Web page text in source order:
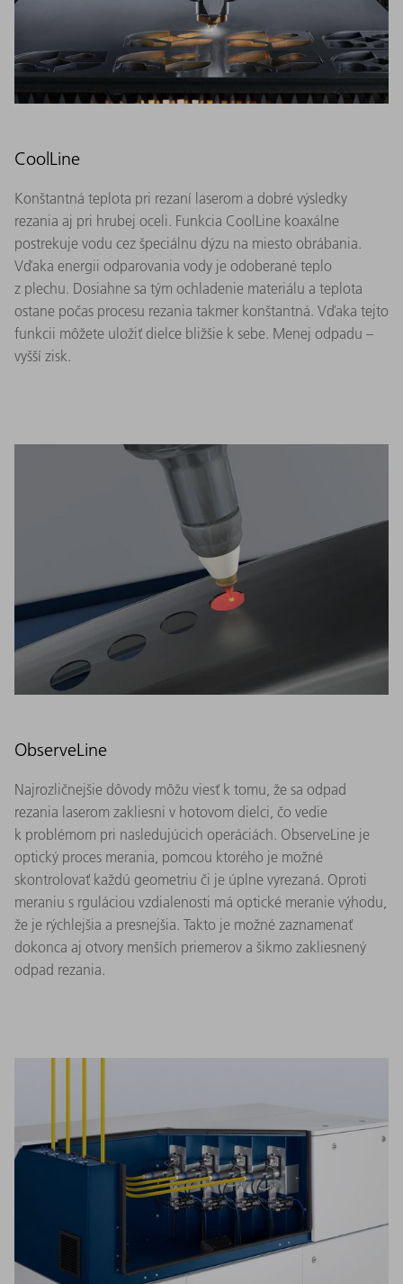
CoolLine
Konštantná teplota pri rezaní laserom a dobré výsledky
rezania aj pri hrubej oceli. Funkcia CoolLine koaxálne
postrekuje vodu cez špeciálnu dýzu na miesto obrábania.
Vďaka energii odparovania vody je odoberané teplo
z plechu. Dosiahne sa tým ochladenie materiálu a teplota
ostane počas procesu rezania takmer konštantná. Vďaka tejto
funkcii môžete uložiť dielce bližšie k sebe. Menej odpadu –
vyšší zisk.
ObserveLine
Najrozličnejšie dôvody môžu viesť k tomu, že sa odpad
rezania laserom zakliesni v hotovom dielci, čo vedie
k problémom pri nasledujúcich operáciách. ObserveLine je
optický proces merania, pomcou ktorého je možné
skontrolovať každú geometriu či je úplne vyrezaná. Oproti
meraniu s rguláciou vzdialenosti má optické meranie výhodu,
že je rýchlejšia a presnejšia. Takto je možné zaznamenať
dokonca aj otvory menších priemerov a šikmo zakliesnený
odpad rezania.